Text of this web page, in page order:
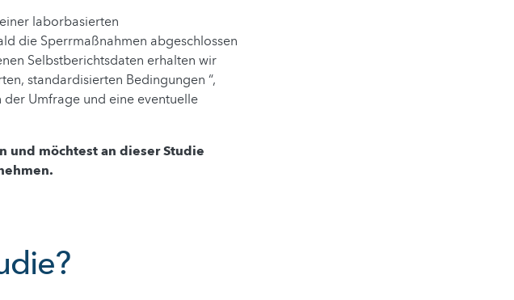
laborbasierten
die Sperrmaßnahmen abgeschlossen
Selbstberichtsdaten erhalten wir
standardisierten Bedingungen “,
Umfrage und eine eventuelle
und möchtest an dieser Studie